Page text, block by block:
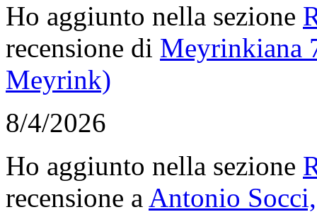
Ho aggiunto nella sezione
recensione di Meyrinkiana
Meyrink)
8/4/2026
Ho aggiunto nella sezione
recensione a Antonio